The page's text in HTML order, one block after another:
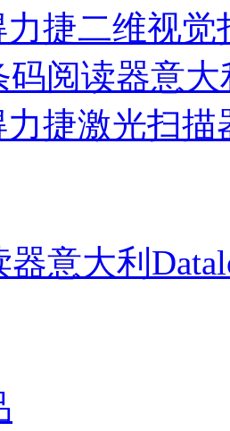
力捷二维视觉
码阅读器意大
力捷激光扫描
意大利